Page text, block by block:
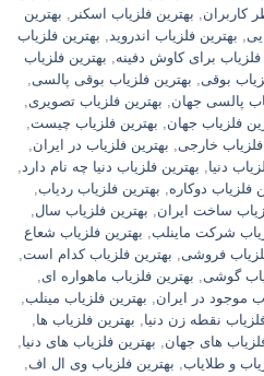
کاربران, بهترین فلزیاب اسکنر , بهترین
, بهترین فلزیاب اندروید, بهترین فلزیاب
فلزیاب برای کاوش دفینه, بهترین فلزیاب
بوقی, بهترین فلزیاب بوقی پالسی,
پالسی جهان, بهترین فلزیاب تصویری,
فلزیاب جهان, بهترین فلزیاب چیست,
فلزیاب خارجی, بهترین فلزیاب در ایران,
دنیا, بهترین فلزیاب دنیا چه نام دارد,
فلزیاب دوکاره, بهترین فلزیاب ردیاب,
ساخت ایران, بهترین فلزیاب سال,
شرکت ماینلب, بهترین فلزیاب شعاع
فروشی, بهترین فلزیاب کدام است,
گوشی, بهترین فلزیاب ماهواره ای,
موجود در ایران, بهترین فلزیاب مینلب,
نقطه زن دنیا, بهترین فلزیاب ها,
های جهان, بهترین فلزیاب های دنیا,
و طلایاب, بهترین فلزیاب وی ال اف,